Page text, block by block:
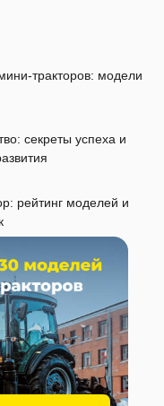
тракторов: модели
секреты успеха и
рейтинг моделей и